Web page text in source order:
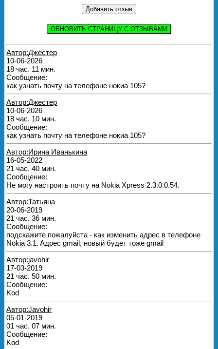
ОБНОВИТЬ СТРАНИЦУ С ОТЗЫВАМИ
Автор:Джестер
10-06-2026
18 час. 11 мин.
Сообщение:
как узнать почту на телефоне нокиа 105?
Автор:Джестер
10-06-2026
18 час. 10 мин.
Сообщение:
как узнать почту на телефоне нокиа 105?
Автор:Ирина Иванькина
16-05-2022
21 час. 40 мин.
Сообщение:
Не могу настроить почту на Nokia Xpress 2.3.0.0.54.
Автор:Татьяна
20-06-2019
21 час. 36 мин.
Сообщение:
подскажите пожалуйста - как изменить адреc в телефоне
Nokia 3.1. Aдрес gmail, новый будет тоже gmail
Автор:javohir
17-03-2019
21 час. 50 мин.
Сообщение:
Kod
Автор:Javohir
05-01-2019
01 час. 07 мин.
Сообщение:
Kod